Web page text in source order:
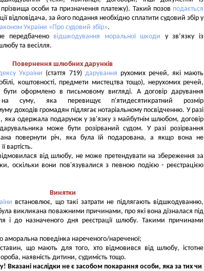
особи та призначення платежу). Такий позов подається
відповідача, за його подання необхідно сплатити судовий збір у
України «Про судовий збір».
передбачено відшкодування моральної шкоди у зв’язку із
та весілля.
Повернення шлюбних дарунків
України (стаття 719) дарування рухомих речей, які мають
коштовності, предмети мистецтва тощо), нерухомих речей,
оформлено в письмовому вигляді. А договір дарування
на суму, яка перевищує п'ятидесятикратний розмір
доходів громадян підлягає нотаріальному посвідченню. У разі
яка одержала подарунок у зв'язку з майбутнім шлюбом, договір
може бути розірваний судом. У разі розірвання
повернути річ, яка була їй подарована, а якщо вона не
її вартість.
від шлюбу, не може претендувати на збереження за
оскільки вони пов'язувалися з певною подією - реєстрацією
Винятки
встановлює, що такі затрати не підлягають відшкодуванню,
викликана поважними причинами, про які вона дізналася під
і до назначеного дня реєстрації шлюбу. Такими причинами
аморальна поведінка нареченого/нареченої;
що мають для того, хто відмовився від шлюбу, істотне
наявність дитини, судимість тощо.
Вказані наслідки не є засобом покарання особи, яка за тих чи